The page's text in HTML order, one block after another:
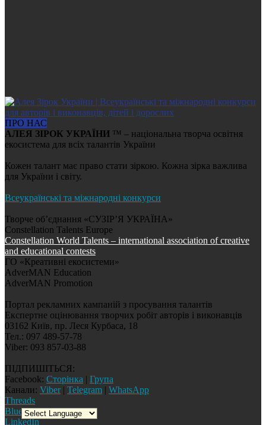
ПРО НАС
АЛЕЯ ЗІРОК УКРАЇНИ ™ – національна творча освітня
екосистема для всіх талантів України
Кожен талант має право стати зіркою. Кожна зірка важлива
для України і світу.
Всеукраїнські та міжнародні конкурси
Творче об’єднання «СУЗІР’Я УКРАЇНА»
Constellation Talents Europe
Constellation World Talents – international association of creative
and educational contests
ГО «Креативні екосистеми»
AdverMAN Education
AdverMAN Promotion
Портал рекламних кампаній з просування талантів
Експертне оцінювання творчих робіт авторів і виконавців
03162 Київ, пр. Леся Курбаса, 18
Тел.: 097 489-57-78
Viber: 093 857-03-88
ПІДПИШІТЬСЯ:
Facebook: Сторінка | Група
Канали: Viber| Telegram | WhatsApp
Threads
Bluesky
LinkedIn